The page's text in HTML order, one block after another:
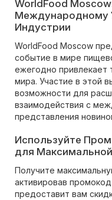
WorldFood
Международному
Индустрии
WorldFood Moscow
событие в мире
ежегодно привлекает
мира. Участие в этой
возможности для
взаимодействия с
представления
Используйте
для
Получите
активировав
предоставит вам